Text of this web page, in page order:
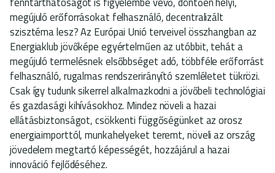
megújuló erőforrásokat felhasználó, decentralizált
szisztéma lesz? Az Európai Unió terveivel összhangban az
Energiaklub jövőképe egyértelműen az utóbbit, tehát a
megújuló termelésnek elsőbbséget adó, többféle erőforrást
felhasználó, rugalmas rendszerirányító szemléletet tükrözi.
Csak így tudunk sikerrel alkalmazkodni a jövőbeli technológiai
és gazdasági kihívásokhoz. Mindez növeli a hazai
ellátásbiztonságot, csökkenti függőségünket az orosz
energiaimporttól, munkahelyeket teremt, növeli az ország
jövedelem megtartó képességét, hozzájárul a hazai
innováció fejlődéséhez.